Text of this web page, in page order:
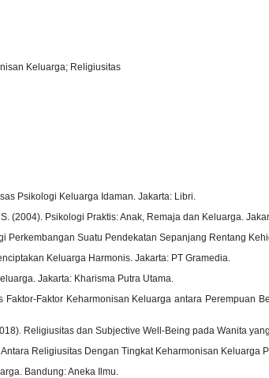
Keluarga; Religiusitas
Psikologi Keluarga Idaman. Jakarta: Libri.
(2004). Psikologi Praktis: Anak, Remaja dan Keluarga.
Perkembangan Suatu Pendekatan Sepanjang Rentang
Keluarga Harmonis. Jakarta: PT Gramedia.
Jakarta: Kharisma Putra Utama.
Faktor-Faktor Keharmonisan Keluarga antara Perempuan
Religiusitas dan Subjective Well-Being pada Wanita
Religiusitas Dengan Tingkat Keharmonisan Keluarga
Bandung: Aneka Ilmu.